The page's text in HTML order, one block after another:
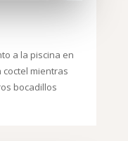
a la piscina en
mientras
bocadillos